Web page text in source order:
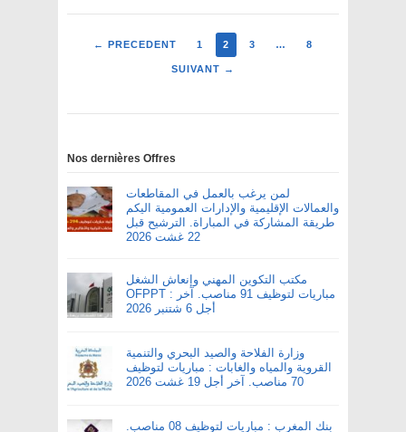
← PRECEDENT 1 2 3 … 8
SUIVANT →
Nos dernières Offres
لمن يرغب بالعمل في المقاطعات
والعمالات الإقليمية والإدارات العمومية اليكم
طريقة المشاركة في المباراة. الترشيح قبل
22 غشت 2026
مكتب التكوين المهني وإنعاش الشغل
OFPPT : مباريات لتوظيف 91 مناصب. آخر
أجل 6 شتنبر 2026
وزارة الفلاحة والصيد البحري والتنمية
القروية والمياه والغابات : مباريات لتوظيف
70 مناصب. آخر أجل 19 غشت 2026
بنك المغرب : مباريات لتوظيف 08 مناصب.